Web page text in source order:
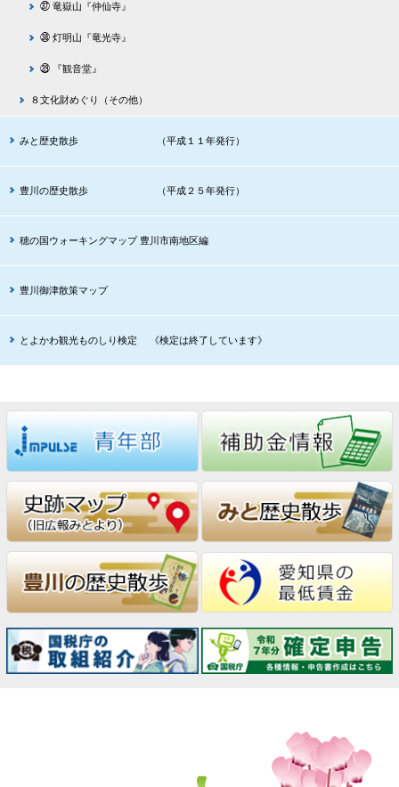
㊲ 竜嶽山『仲仙寺』
㊳ 灯明山『竜光寺』
㊴ 『観音堂』
８文化財めぐり（その他）
みと歴史散歩 （平成１１年発行）
豊川の歴史散歩 （平成２５年発行）
穂の国ウォーキングマップ 豊川市南地区編
豊川御津散策マップ
とよかわ観光ものしり検定 《検定は終了しています》